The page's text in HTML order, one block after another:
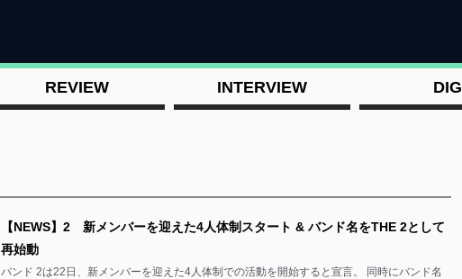
REVIEW INTERVIEW DIG
【NEWS】2 新メンバーを迎えた4人体制スタート & バンド名をTHE 2として
再始動
バンド 2は22日、新メンバーを迎えた4人体制での活動を開始すると宣言。 同時にバンド名